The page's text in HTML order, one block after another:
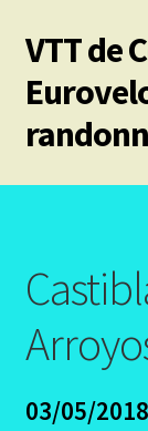
Aller
à
la
navigation
Aller
au
contenu
VTT de
Mes 6 chemins
Le Puy en
Arles –
Irun –
03/05/2018